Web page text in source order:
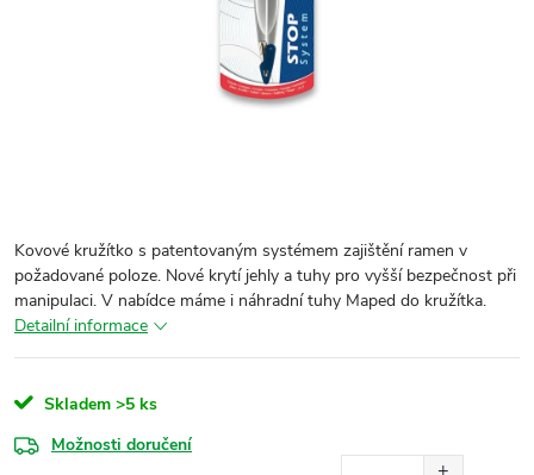
Kovové kružítko s patentovaným systémem zajištění ramen v
požadované poloze. Nové krytí jehly a tuhy pro vyšší bezpečnost při
manipulaci. V nabídce máme i náhradní tuhy Maped do kružítka.
Detailní informace
Skladem >5 ks
Možnosti doručení